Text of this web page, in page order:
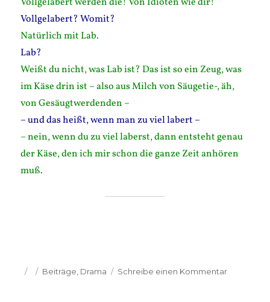
Vollgelabert? Womit?
Natürlich mit Lab.
Lab?
Weißt du nicht, was Lab ist? Das ist so ein Zeug, was
im Käse drin ist – also aus Milch von Säugetie-, äh,
von Gesäugtwerdenden –
– und das heißt, wenn man zu viel labert –
– nein, wenn du zu viel laberst, dann entsteht genau
der Käse, den ich mir schon die ganze Zeit anhören
muß.
Veröffentlicht
Kategorien
Beiträge Drama Schreibe einen Kommentarzu